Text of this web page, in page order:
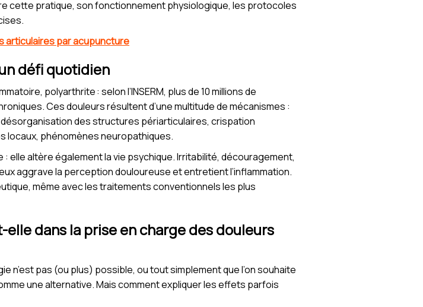
cette pratique, son fonctionnement physiologique, les protocoles
articulaires par acupuncture
défi quotidien
polyarthrite : selon l’INSERM, plus de 10 millions de
Ces douleurs résultent d’une multitude de mécanismes :
des structures périarticulaires, crispation
locaux, phénomènes neuropathiques.
elle altère également la vie psychique. Irritabilité, découragement,
aggrave la perception douloureuse et entretient l’inflammation.
même avec les traitements conventionnels les plus
dans la prise en charge des douleurs
n’est pas (ou plus) possible, ou tout simplement que l’on souhaite
une alternative. Mais comment expliquer les effets parfois